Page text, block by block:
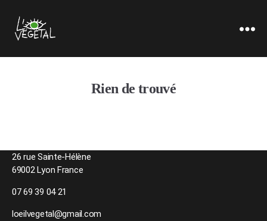
Rien de trouvé
26 rue Sainte-Hélène
69002 Lyon France
07 69 39 04 21
loeilvegetal@gmail.com